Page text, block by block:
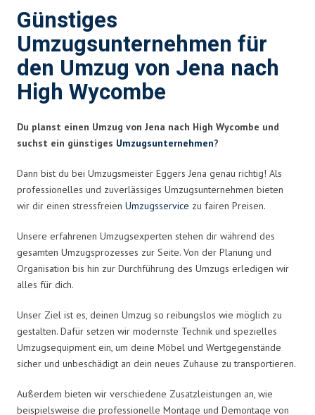
Günstiges
Umzugsunternehmen für
den Umzug von Jena nach
High Wycombe
Du planst einen Umzug von Jena nach High Wycombe und
suchst ein günstiges Umzugsunternehmen?
Dann bist du bei Umzugsmeister Eggers Jena genau richtig! Als
professionelles und zuverlässiges Umzugsunternehmen bieten
wir dir einen stressfreien Umzugsservice zu fairen Preisen.
Unsere erfahrenen Umzugsexperten stehen dir während des
gesamten Umzugsprozesses zur Seite. Von der Planung und
Organisation bis hin zur Durchführung des Umzugs erledigen wir
alles für dich.
Unser Ziel ist es, deinen Umzug so reibungslos wie möglich zu
gestalten. Dafür setzen wir modernste Technik und spezielles
Umzugsequipment ein, um deine Möbel und Wertgegenstände
sicher und unbeschädigt an dein neues Zuhause zu transportieren.
Außerdem bieten wir verschiedene Zusatzleistungen an, wie
beispielsweise die professionelle Montage und Demontage von